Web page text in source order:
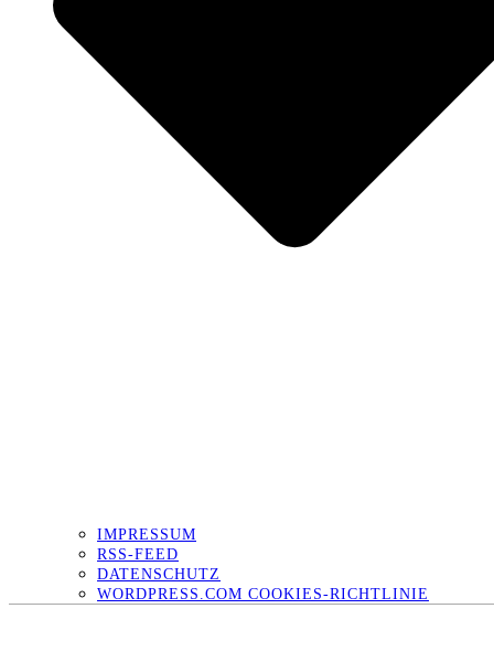
IMPRESSUM
RSS-FEED
DATENSCHUTZ
WORDPRESS.COM COOKIES-RICHTLINIE